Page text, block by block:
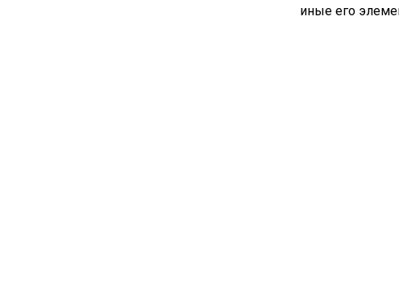
иные его